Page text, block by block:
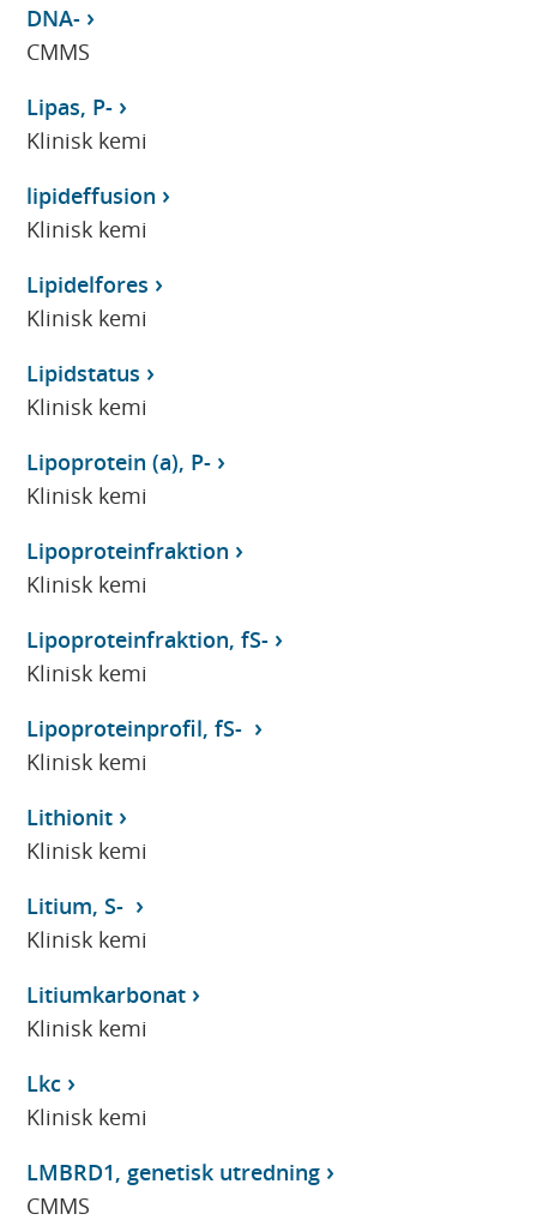
DNA-
CMMS
Lipas, P-
Klinisk kemi
lipideffusion
Klinisk kemi
Lipidelfores
Klinisk kemi
Lipidstatus
Klinisk kemi
Lipoprotein (a), P-
Klinisk kemi
Lipoproteinfraktion
Klinisk kemi
Lipoproteinfraktion, fS-
Klinisk kemi
Lipoproteinprofil, fS-
Klinisk kemi
Lithionit
Klinisk kemi
Litium, S-
Klinisk kemi
Litiumkarbonat
Klinisk kemi
Lkc
Klinisk kemi
LMBRD1, genetisk utredning
CMMS